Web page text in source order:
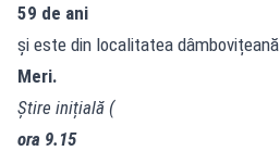
59 de ani
și este din localitatea dâmbovițeană
Meri.
Știre inițială (
ora 9.15